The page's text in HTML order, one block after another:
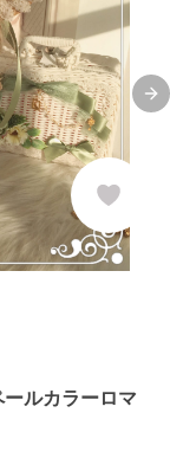
ルカラーロマ